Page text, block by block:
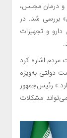
درمان مجلس،
بررسی شد. در
و تجهیزات
اشاره کرد
دولتی به‌ویژه
رئیس‌جمهور
مشکلات